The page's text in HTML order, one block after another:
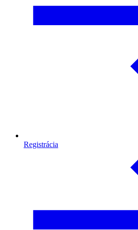
Registrácia